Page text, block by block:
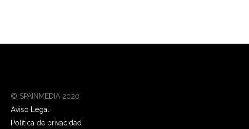
© SPAINMEDIA 2020
Aviso Legal
Política de privacidad